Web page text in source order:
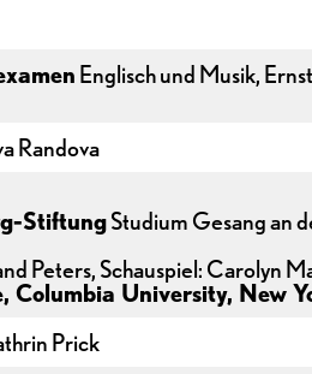
Englisch und Musik,
Randova
StiftungStudium Gesang an
Peters, Schauspiel: Carolyn
Columbia University, New
Prick